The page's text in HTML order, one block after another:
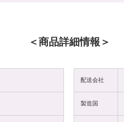
商品詳細情報
配送会社
製造国